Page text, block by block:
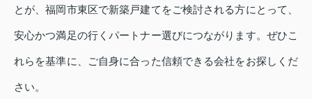
とが、福岡市東区で新築戸建てをご検討される方にとって、
安心かつ満足の行くパートナー選びにつながります。ぜひこ
れらを基準に、ご自身に合った信頼できる会社をお探しくだ
さい。